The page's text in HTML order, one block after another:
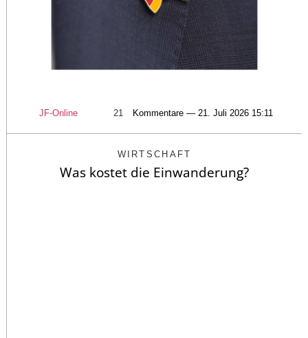
JF-Online 21 Kommentare — 21. Juli 2026 15:11
WIRTSCHAFT
Was kostet die Einwanderung?